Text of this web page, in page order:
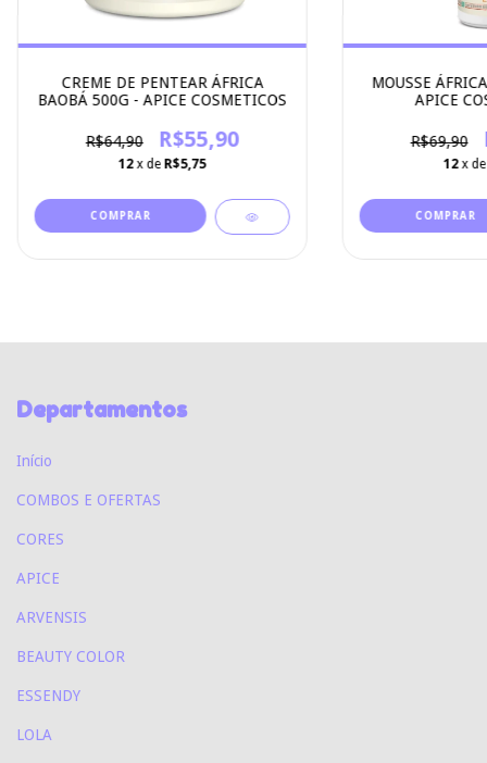
CREME DE PENTEAR ÁFRICA
BAOBÁ 500G - APICE COSMETICOS
R$64,90 R$55,90
12 x de R$5,75
MOUSSE
APICE
R$69,90
12 x
Departamentos
Início
COMBOS E OFERTAS
CORES
APICE
ARVENSIS
BEAUTY COLOR
ESSENDY
LOLA